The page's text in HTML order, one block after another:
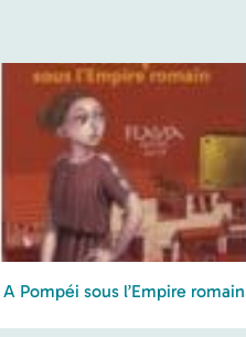
A Pompéi sous l’Empire romain